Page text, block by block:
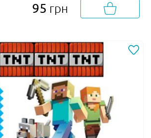
95 грн